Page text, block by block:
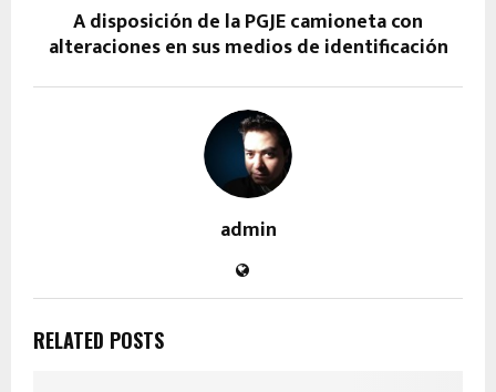
A disposición de la PGJE camioneta con
alteraciones en sus medios de identificación
admin
RELATED POSTS